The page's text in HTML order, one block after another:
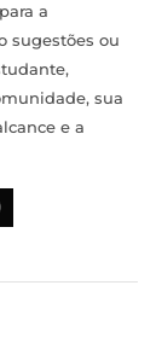
a
sugestões ou
sua
e a